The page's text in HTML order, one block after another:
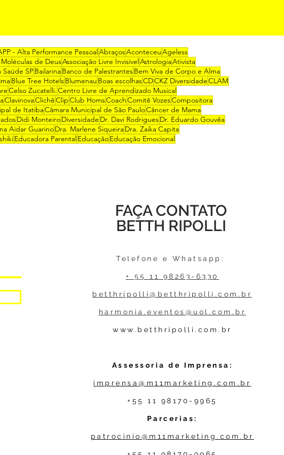
- Alta Performance PessoalAbraçosAconteceuAgeless
Moléculas de DeusAssociação Livre InvisívelAstrologiaAtivista
Saúde SPBailarinaBanco de PalestrantesBem Viva de Corpo e Alma
Blue Tree HotelsBlumenau Boas escolhasCDCKZ DiversidadeCLAM
Celso Zucatelli.Centro Livre de Aprendizado Musical
ClavinovaClichêClipClub HomsCoachComitê VozesCompositora
de ItatibaCâmara Municipal de São PauloCâncer de Mama
Didi MonteiroDiversidade Dr. Davi RodriguesDr. Eduardo Gouvêa
Aidar GuarinoDra. Marlene SiqueiraDra. Zaika Capita
Educadora ParentalEducaçãoEducação Emocional
FAÇA CONTATO
BETTH RIPOLLI
Telefone e Whatsapp:
+ 55 11 98263-6330
betthripolli@betthripolli.com.br
harmonia.eventos@uol.com.br
www.betthripolli.com.br
Assessoria de Imprensa:
imprensa@m11marketing.com.br
+55 11 98170-9965
Parcerias:
patrocinio@m11marketing.com.br